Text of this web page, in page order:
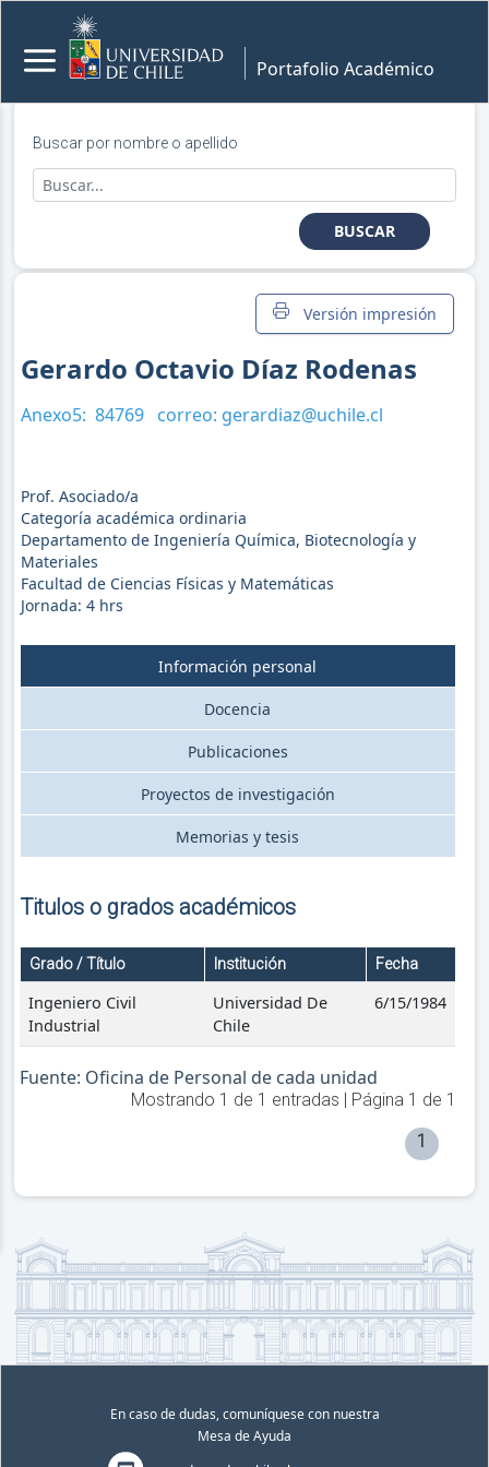
Portafolio Académico
Buscar por nombre o apellido
BUSCAR
Versión impresión
Gerardo Octavio Díaz Rodenas
Anexo5: 84769 correo: gerardiaz@uchile.cl
Prof. Asociado/a
Categoría académica ordinaria
Departamento de Ingeniería Química, Biotecnología y
Materiales
Facultad de Ciencias Físicas y Matemáticas
Jornada: 4hrs
Información personal
Docencia
Publicaciones
Proyectos de investigación
Memorias y tesis
Titulos o grados académicos
Grado / Título Institución Fecha
Ingeniero Civil
Industrial
Universidad De
Chile
6/15/1984
Fuente: Oficina de Personal de cada unidad
Mostrando 1 de 1 entradas | Página 1 de 1
1
En caso de dudas, comuníquese con nuestra
Mesa de Ayuda